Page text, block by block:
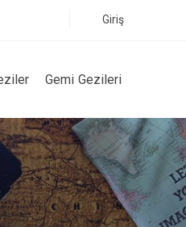
Giriş
Gemi Gezileri